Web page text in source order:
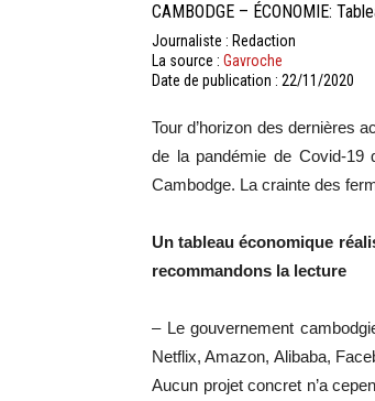
CAMBODGE – ÉCONOMIE:
Journaliste : Redaction
La source : Gavroche
Date de publication : 22/11/2020
Tour d’horizon des dernières
de la pandémie de Covid-19
Cambodge. La crainte des
Un tableau économique
recommandons la lecture
– Le gouvernement
Netflix, Amazon, Alibaba,
Aucun projet concret n’a